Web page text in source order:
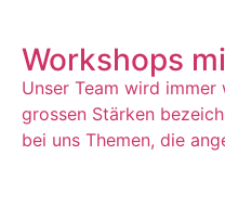
Workshops
Unser Team wird immer
grossen Stärken
bei uns Themen, die